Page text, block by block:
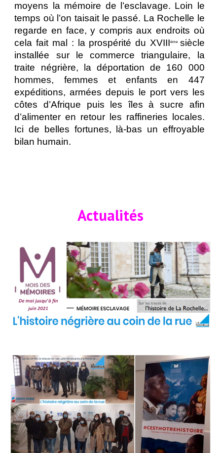
moyens la mémoire de l’esclavage. Loin le
temps où l’on taisait le passé. La Rochelle le
regarde en face, y compris aux endroits où
cela fait mal : la prospérité du XVIIIème siècle
installée sur le commerce triangulaire, la
traite négrière, la déportation de 160 000
hommes, femmes et enfants en 447
expéditions, armées depuis le port vers les
côtes d’Afrique puis les îles à sucre afin
d’alimenter en retour les raffineries locales.
Ici de belles fortunes, là-bas un effroyable
bilan humain.
Actualités